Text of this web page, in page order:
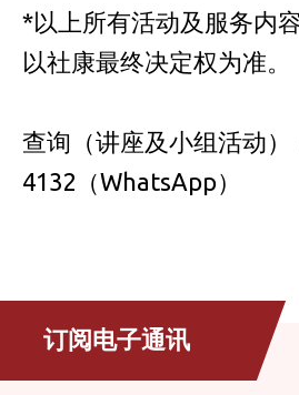
*以上所有活动及服务内
以社康最终决定权为准。
查询（讲座及小组活动）
4132（WhatsApp）
订阅电子通讯